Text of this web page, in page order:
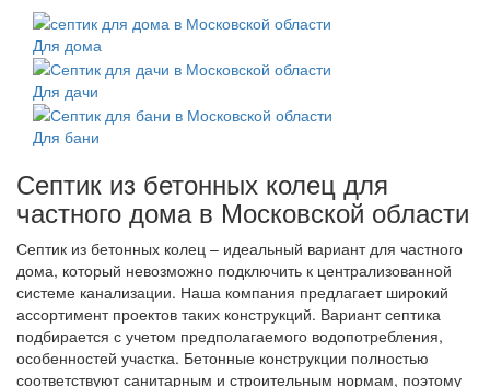
Для дома
Для дачи
Для бани
Септик из бетонных колец для
частного дома в Московской области
Септик из бетонных колец – идеальный вариант для частного
дома, который невозможно подключить к централизованной
системе канализации. Наша компания предлагает широкий
ассортимент проектов таких конструкций. Вариант септика
подбирается с учетом предполагаемого водопотребления,
особенностей участка. Бетонные конструкции полностью
соответствуют санитарным и строительным нормам, поэтому